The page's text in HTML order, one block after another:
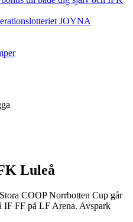
JOYNA
Luleå
COOP Norrbotten Cup går
IF FF på LF Arena. Avspark